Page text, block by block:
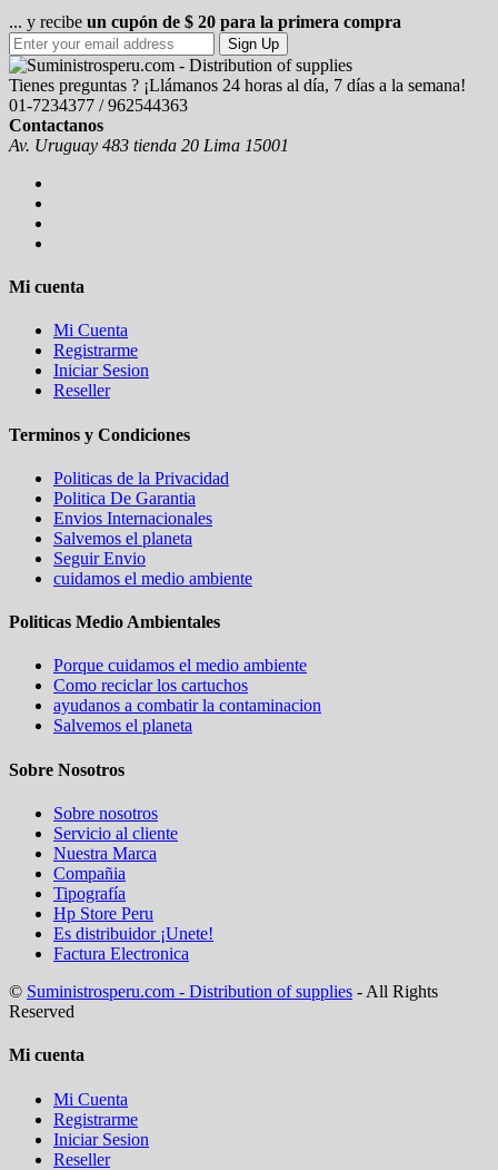
... y recibe un cupón de $ 20 para la primera compra
Sign Up
Tienes preguntas ? ¡Llámanos 24 horas al día, 7 días a la semana!
01-7234377 / 962544363
Contactanos
Av. Uruguay 483 tienda 20 Lima 15001
Mi cuenta
Mi Cuenta
Registrarme
Iniciar Sesion
Reseller
Terminos y Condiciones
Politicas de la Privacidad
Politica De Garantia
Envios Internacionales
Salvemos el planeta
Seguir Envio
cuidamos el medio ambiente
Politicas Medio Ambientales
Porque cuidamos el medio ambiente
Como reciclar los cartuchos
ayudanos a combatir la contaminacion
Salvemos el planeta
Sobre Nosotros
Sobre nosotros
Servicio al cliente
Nuestra Marca
Compañia
Tipografía
Hp Store Peru
Es distribuidor ¡Unete!
Factura Electronica
© Suministrosperu.com - Distribution of supplies - All Rights
Reserved
Mi cuenta
Mi Cuenta
Registrarme
Iniciar Sesion
Reseller